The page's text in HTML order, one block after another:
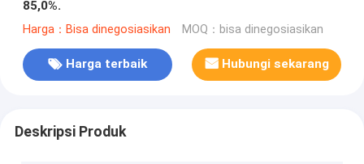
85,0%.
Harga：Bisa dinegosiasikan MOQ：bisa dinegosiasikan
Harga terbaik Hubungi sekarang
Deskripsi Produk